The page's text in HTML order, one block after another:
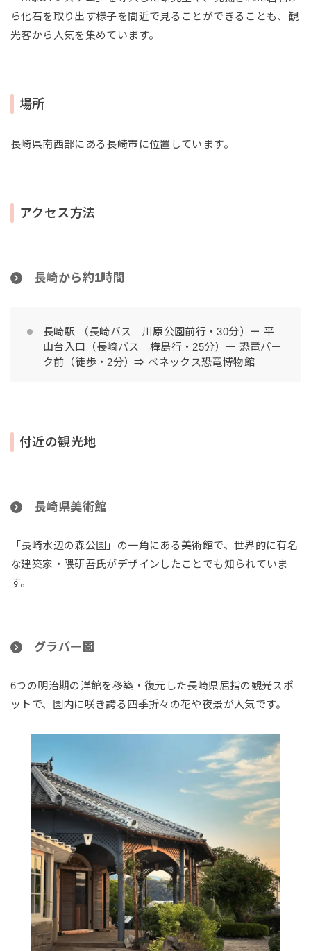
ら化石を取り出す様子を間近で見ることができることも、観
光客から人気を集めています。
場所
長崎県南西部にある長崎市に位置しています。
アクセス方法
長崎から約1時間
長崎駅 （長崎バス 川原公園前行・30分）ー 平
山台入口（長崎バス 樺島行・25分）ー 恐竜パー
ク前（徒歩・2分）⇒ ベネックス恐竜博物館
付近の観光地
長崎県美術館
「長崎水辺の森公園」の一角にある美術館で、世界的に有名
な建築家・隈研吾氏がデザインしたことでも知られていま
す。
グラバー園
6つの明治期の洋館を移築・復元した長崎県屈指の観光スポ
ットで、園内に咲き誇る四季折々の花や夜景が人気です。